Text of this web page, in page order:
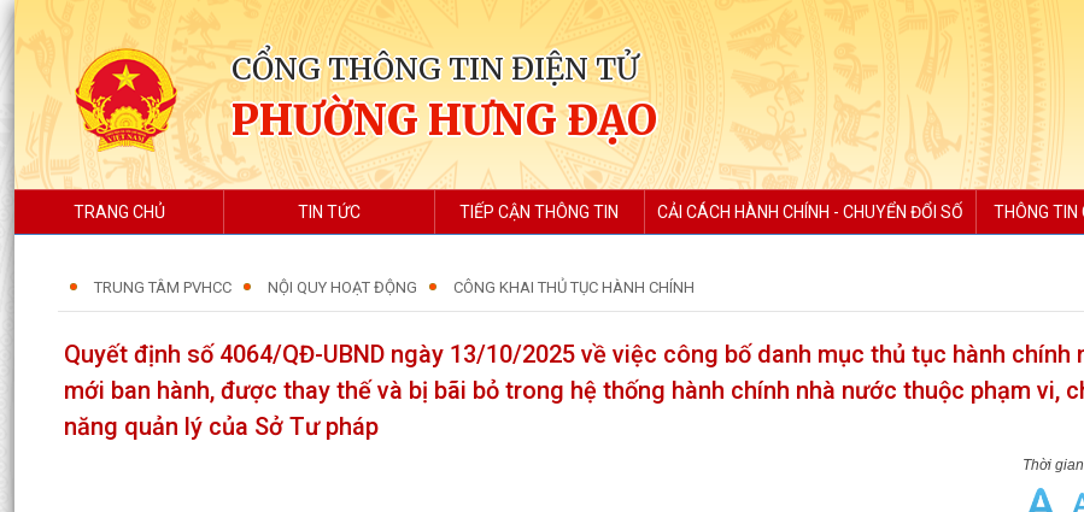
CỔNG THÔNG TIN ĐIỆN TỬ
PHƯỜNG HƯNG ĐẠO
TRANG CHỦ TIN TỨC TIẾP CẬN THÔNG TIN CẢI CÁCH HÀNH CHÍNH - CHUYỂN ĐỔI SỐ THÔNG TIN
TRUNG TÂM PVHCC NỘI QUY HOẠT ĐỘNG CÔNG KHAI THỦ TỤC HÀNH CHÍNH
Quyết định số 4064/QĐ-UBND ngày 13/10/2025 về việc công bố danh mục thủ tục hành chính
mới ban hành, được thay thế và bị bãi bỏ trong hệ thống hành chính nhà nước thuộc phạm vi,
năng quản lý của Sở Tư pháp